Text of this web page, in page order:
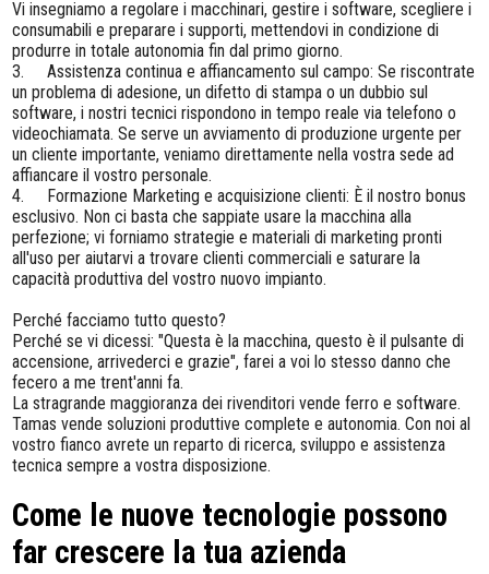
Vi insegniamo a regolare i macchinari, gestire i software, scegliere i
consumabili e preparare i supporti, mettendovi in condizione di
produrre in totale autonomia fin dal primo giorno.
3.
Assistenza continua e affiancamento sul campo: Se riscontrate
un problema di adesione, un difetto di stampa o un dubbio sul
software, i nostri tecnici rispondono in tempo reale via telefono o
videochiamata. Se serve un avviamento di produzione urgente per
un cliente importante, veniamo direttamente nella vostra sede ad
affiancare il vostro personale.
4.
Formazione Marketing e acquisizione clienti: È il nostro bonus
esclusivo. Non ci basta che sappiate usare la macchina alla
perfezione; vi forniamo strategie e materiali di marketing pronti
all'uso per aiutarvi a trovare clienti commerciali e saturare la
capacità produttiva del vostro nuovo impianto.
Perché facciamo tutto questo?
Perché se vi dicessi: "Questa è la macchina, questo è il pulsante di
accensione, arrivederci e grazie", farei a voi lo stesso danno che
fecero a me trent'anni fa.
La stragrande maggioranza dei rivenditori vende ferro e software.
Tamas vende soluzioni produttive complete e autonomia. Con noi al
vostro fianco avrete un reparto di ricerca, sviluppo e assistenza
tecnica sempre a vostra disposizione.
Come le nuove tecnologie possono
far crescere la tua azienda